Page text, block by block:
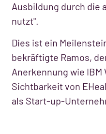
Ausbildung durch die
nutzt".
Dies ist ein
bekräftigte Ramos,
Anerkennung wie
Sichtbarkeit von
als Start-up-